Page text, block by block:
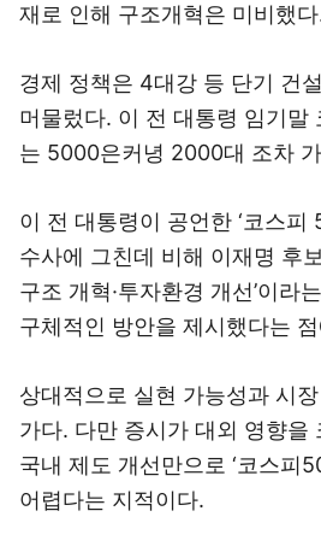
재로 인해 구조개혁은 미비했
경제 정책은 4대강 등 단기 건
머물렀다. 이 전 대통령 임기말
는 5000은커녕 2000대 조차
이 전 대통령이 공언한 ‘코스피
수사에 그친데 비해 이재명 후
구조 개혁·투자환경 개선’이라
구체적인 방안을 제시했다는
상대적으로 실현 가능성과 시
가다. 다만 증시가 대외 영향을
국내 제도 개선만으로 ‘코스피
어렵다는 지적이다.